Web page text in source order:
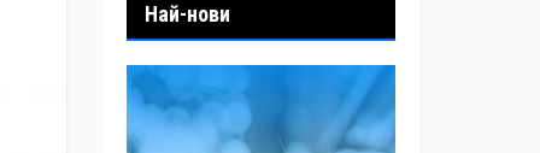
Най-нови